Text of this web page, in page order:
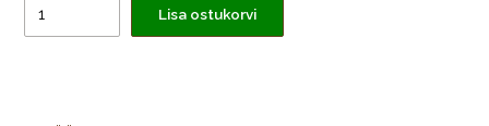
Lisa ostukorvi